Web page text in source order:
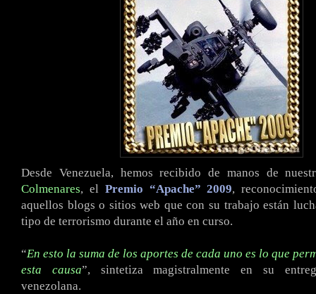
Desde Venezuela, hemos recibido de manos de
Colmenares, el Premio “Apache” 2009,
aquellos blogs o sitios web que con su trabajo están
tipo de terrorismo durante el año en curso.
“En esto la suma de los aportes de cada uno es lo que
esta causa”, sintetiza magistralmente en su
venezolana.